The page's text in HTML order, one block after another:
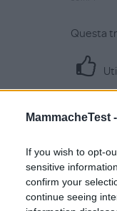
MammacheTest -
If you wish to opt-
sensitive
confirm your
continue seeing
Questa
scrivere una